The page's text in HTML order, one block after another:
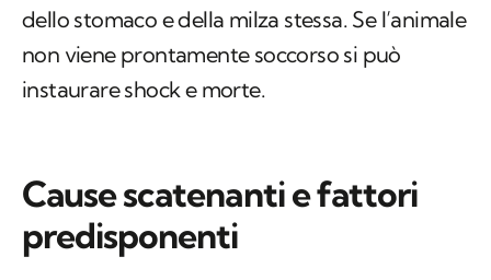
dello stomaco e della milza stessa. Se l’animale
non viene prontamente soccorso si può
instaurare shock e morte.
Cause scatenanti e fattori
predisponenti